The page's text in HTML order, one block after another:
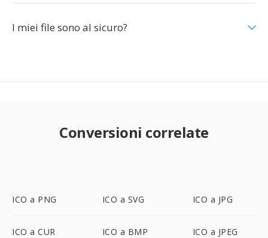
I miei file sono al sicuro?
Conversioni correlate
ICO a PNG ICO a SVG ICO a JPG
ICO a CUR ICO a BMP ICO a JPEG